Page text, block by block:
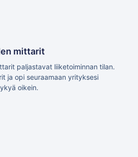
mittarit
paljastavat liiketoiminnan tilan.
ja opi seuraamaan yrityksesi
oikein.